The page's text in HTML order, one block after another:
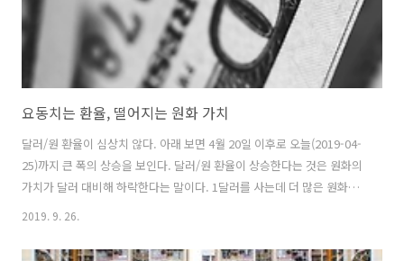
요동치는 환율, 떨어지는 원화 가치
달러/원 환율이 심상치 않다. 아래 보면 4월 20일 이후로 오늘(2019-04-
25)까지 큰 폭의 상승을 보인다. 달러/원 환율이 상승한다는 것은 원화의
가치가 달러 대비해 하락한다는 말이다. 1달러를 사는데 더 많은 원화를
러나 환율이라는게 기본적으로 그 나라의 체력이기도 하기 때문에 가치
2019. 9. 26.